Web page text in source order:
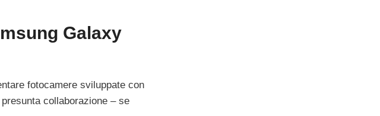
Galaxy
fotocamere sviluppate con
collaborazione – se